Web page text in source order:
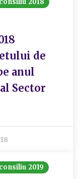
de
anul
Sector
2019